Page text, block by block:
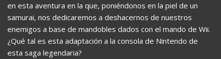
en esta aventura en la que, poniéndonos en la piel de un
samurai, nos dedicaremos a deshacernos de nuestros
enemigos a base de mandobles dados con el mando de Wii.
¿Qué tal es esta adaptación a la consola de Nintendo de
esta saga legendaria?